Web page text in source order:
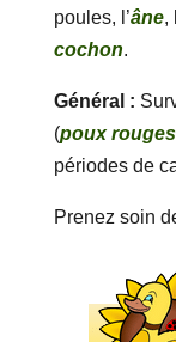
poules, l’âne,
cochon.
Général :
(poux rouges
périodes de
Prenez soin